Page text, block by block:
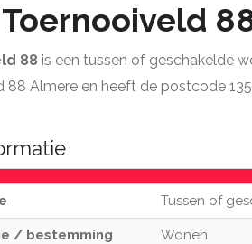
Toernooiveld
88 is een tussen of geschakelde
88 Almere en heeft de postcode
Tussen of
/ bestemming Wonen